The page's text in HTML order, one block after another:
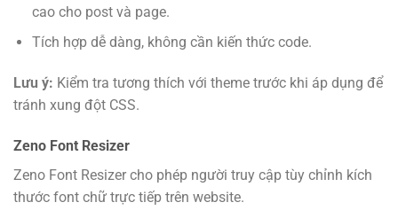
cao cho post và page.
Tích hợp dễ dàng, không cần kiến thức code.
Lưu ý: Kiểm tra tương thích với theme trước khi áp dụng để
tránh xung đột CSS.
Zeno Font Resizer
Zeno Font Resizer cho phép người truy cập tùy chỉnh kích
thước font chữ trực tiếp trên website.